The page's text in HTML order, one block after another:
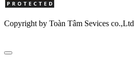
Copyright by Toàn Tâm Sevices co.,Ltd